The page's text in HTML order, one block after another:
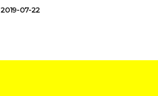
2019-07-22